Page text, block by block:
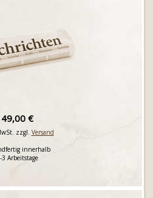
49,00 €
zzgl. Versand
innerhalb
3 Arbeitstage